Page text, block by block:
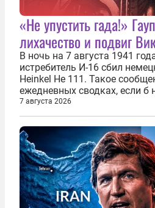
«Не упустить гада!»
лихачество и подвиг
В ночь на 7 августа 1941
истребитель И-16 сбил
Heinkel He 111. Такое
ежедневных сводках, если б
обстоятельство. Это был
истории отечественной
У пилота — младшего
7 августа 2026